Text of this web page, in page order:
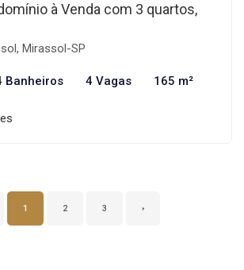
à Venda com 3 quartos,
Mirassol-SP
Banheiros 4 Vagas 165 m²
1 2 3 ›